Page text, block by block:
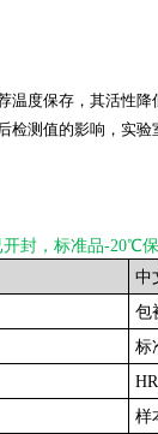
度保存，其活性降
检测值的影响，实
封，标准品-20℃
中
包
标
样